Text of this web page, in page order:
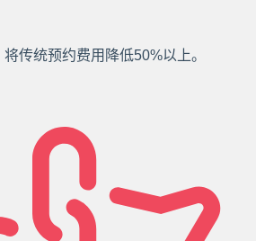
传统预约费用降低50%以上。